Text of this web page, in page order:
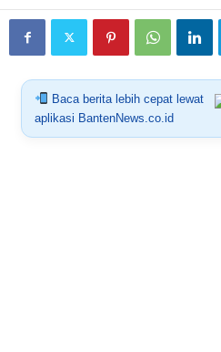
Baca berita lebih cepat lewat
aplikasi BantenNews.co.id